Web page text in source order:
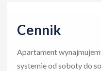
Cennik
Apartament
systemie od soboty do